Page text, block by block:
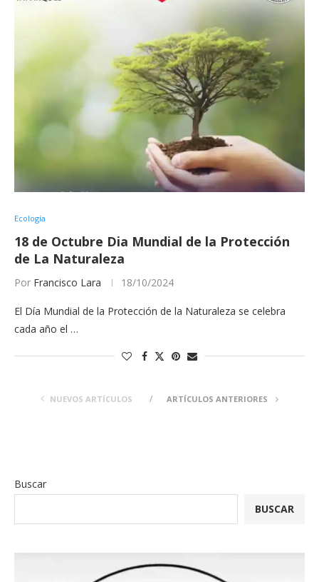
Ecología
18 de Octubre Dia Mundial de la Protección
de La Naturaleza
Por Francisco Lara 18/10/2024
El Día Mundial de la Protección de la Naturaleza se celebra
cada año el …
NUEVOS ARTÍCULOS ARTÍCULOS ANTERIORES
Buscar
BUSCAR